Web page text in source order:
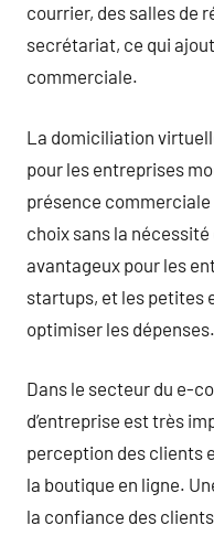
courrier, des salles de
secrétariat, ce qui
commerciale.
La domiciliation
pour les entreprises
présence
choix sans la nécessité
avantageux pour les
startups, et les petites
optimiser les dépenses.
Dans le secteur du e-
d’entreprise est très
perception des clients
la boutique en ligne.
la confiance des